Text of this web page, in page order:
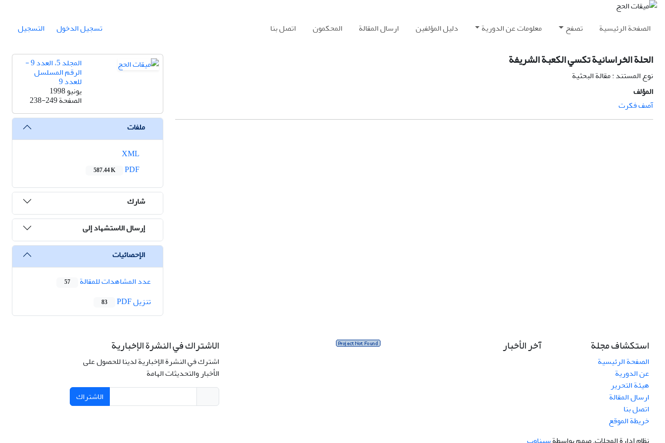
الصفحة الرئيسية تصفح معلومات عن الدورية دليل المؤلفين ارسال المقالة المحكمون اتصل بنا تسجيل الدخول التسجيل
الحلة الخراسانية تکسي الکعبة الشريفة
نوع المستند : مقالة البحثية
المؤلف
آصف فکرت
المجلد 5، العدد 9 -
الرقم المسلسل
للعدد 9
يونيو 1998
الصفحة238-249
ملفات
587.44 K
شارك
إرسال الاستشهاد إلى
الإحصائيات
عدد المشاهدات للمقالة
57
تنزیل PDF 83
استكشاف مجلة
الصفحة الرئيسية
عن الدورية
هيئة التحرير
ارسال المقالة
اتصل بنا
خريطة الموقع
آخر الأخبار الاشتراك في النشرة الإخبارية
اشترك في النشرة الإخبارية لدينا للحصول على
الأخبار والتحديثات الهامة
الاشتراك